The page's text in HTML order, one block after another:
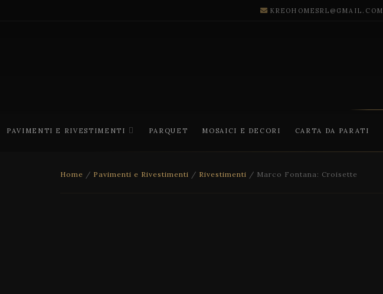
KREOHOMESRL@GMAIL.COM
PAVIMENTI E RIVESTIMENTI PARQUET MOSAICI E DECORI CARTA DA PARATI
Home / Pavimenti e Rivestimenti / Rivestimenti / Marco Fontana: Croisette